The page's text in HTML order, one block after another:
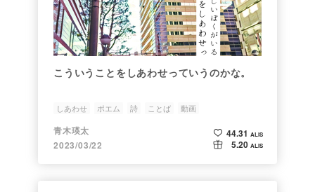
こういうことをしあわせっていうのかな。
しあわせ ポエム 詩 ことば 動画
青木瑛太
2023/03/22
44.31 ALIS
5.20 ALIS